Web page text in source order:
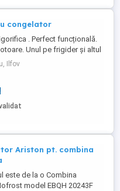
congelator
. Perfect funcțională.
Unul pe frigider și altul
Urme de rugină
Bun pe șantier, chiar și
Nu asigur transport.
la locația din Bragadiru
Ilfov
Ariston pt. combina
este de la o Combina
model EBQH 20243F